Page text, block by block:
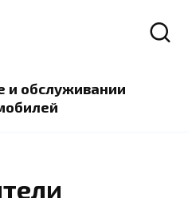
и обслуживании